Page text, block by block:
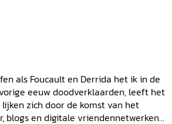
als Foucault en Derrida het ik in de
eeuw doodverklaarden, leeft het
zich door de komst van het
blogs en digitale vriendennetwerken